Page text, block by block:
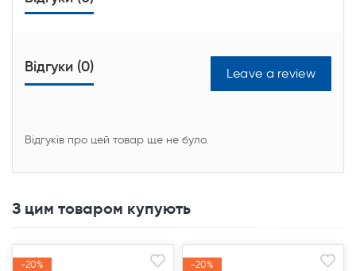
Відгуки (0) Leave a review
Відгуків про цей товар ще не було.
З цим товаром купують
-20%
-20% -20%
-20%